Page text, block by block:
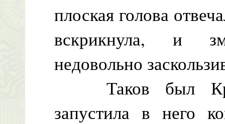
плоская голова
вскрикнула, и
недовольно
Таков был
запустила в него